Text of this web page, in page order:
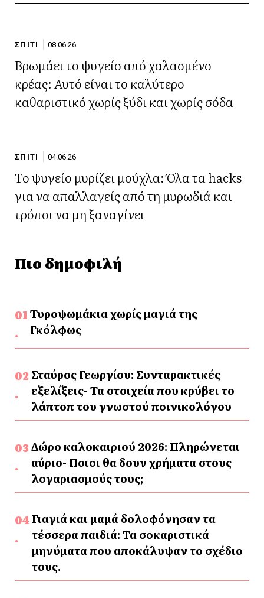
ΣΠΙΤΙ 08.06.26
Βρωμάει το ψυγείο από χαλασμένο
κρέας: Αυτό είναι το καλύτερο
καθαριστικό χωρίς ξύδι και χωρίς σόδα
ΣΠΙΤΙ 04.06.26
Το ψυγείο μυρίζει μούχλα: Όλα τα hacks
για να απαλλαγείς από τη μυρωδιά και
τρόποι να μη ξαναγίνει
Πιο δημοφιλή
Τυροψωμάκια χωρίς μαγιά της
Γκόλφως
Σταύρος Γεωργίου: Συνταρακτικές
εξελίξεις- Τα στοιχεία που κρύβει το
λάπτοπ του γνωστού ποινικολόγου
Δώρο καλοκαιριού 2026: Πληρώνεται
αύριο- Ποιοι θα δουν χρήματα στους
λογαριασμούς τους;
Γιαγιά και μαμά δολοφόνησαν τα
τέσσερα παιδιά: Τα σοκαριστικά
μηνύματα που αποκάλυψαν το σχέδιο
τους.